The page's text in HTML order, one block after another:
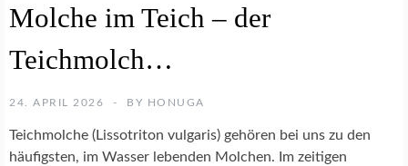
M
H
I
I
N
Molche im Teich – der
Teichmolch…
24. APRIL 2026 BY HONUGA
Teichmolche (Lissotriton vulgaris) gehören bei uns zu den
häufigsten, im Wasser lebenden Molchen. Im zeitigen